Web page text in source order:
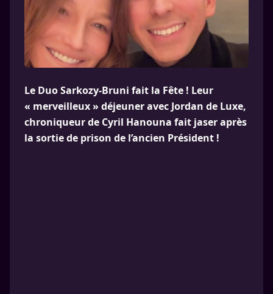
Le Duo Sarkozy-Bruni fait la Fête ! Leur
« merveilleux » déjeuner avec Jordan de Luxe,
chroniqueur de Cyril Hanouna fait jaser après
la sortie de prison de l’ancien Président !